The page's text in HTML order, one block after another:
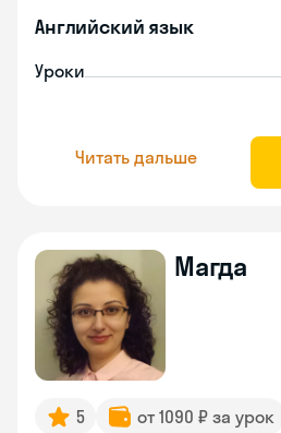
Английский язык
Уроки
Читать дальше
Магда
5 от 1090 ₽ за урок